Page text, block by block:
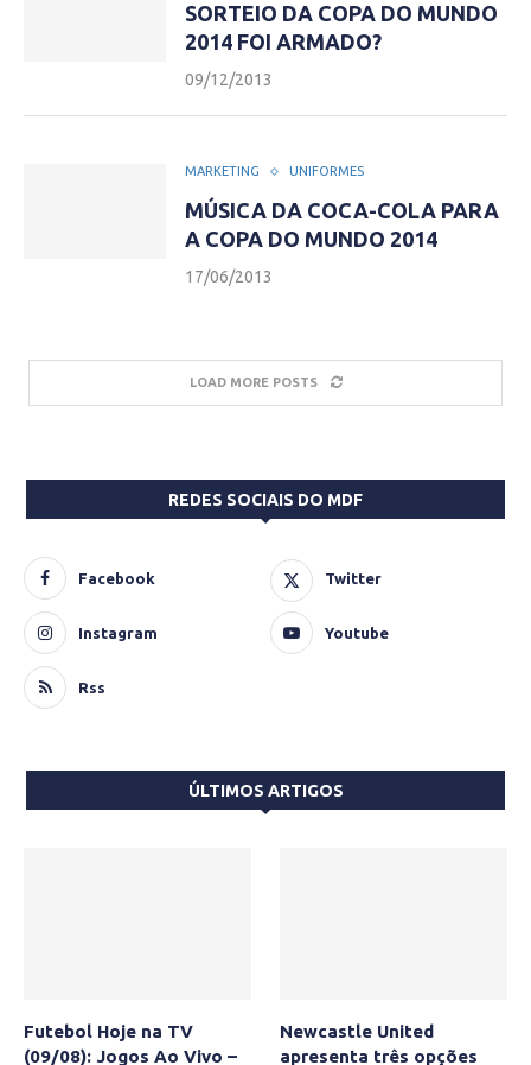
SORTEIO DA COPA DO MUNDO
2014 FOI ARMADO?
09/12/2013
MARKETING UNIFORMES
MÚSICA DA COCA-COLA PARA
A COPA DO MUNDO 2014
17/06/2013
LOAD MORE POSTS
REDES SOCIAIS DO MDF
Facebook Twitter
Instagram Youtube
Rss
ÚLTIMOS ARTIGOS
Futebol Hoje na TV
(09/08): Jogos Ao Vivo –
Newcastle United
apresenta três opções